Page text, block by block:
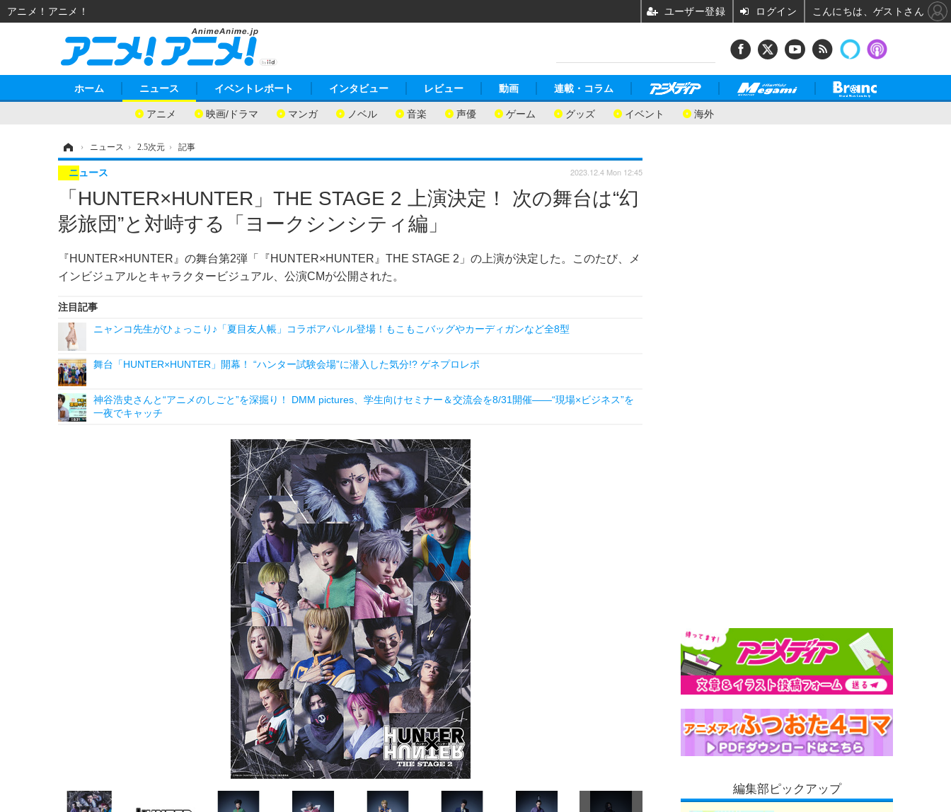
ホーム ニュース
アニメ 映画/ドラマ マンガ ノベル 音楽 声優 ゲーム グッズ イベント 海外
イベントレポート インタビュー レビュー 動画 連載・コラム
› ニュース › 2.5次元 › 記事
「HUNTER×HUNTER」THE STAGE 2 上演決定！ 次の舞台は“幻
影旅団”と対峙する「ヨークシンシティ編」
『HUNTER×HUNTER』の舞台第2弾「『HUNTER×HUNTER』THE STAGE 2」の上演が決定した。このたび、メ
インビジュアルとキャラクタービジュアル、公演CMが公開された。
ニュース 2023.12.4 Mon 12:45
注目記事
ニャンコ先生がひょっこり♪「夏目友人帳」コラボアパレル登場！もこもこバッグやカーディガンなど全8型
舞台「HUNTER×HUNTER」開幕！ “ハンター試験会場”に潜入した気分!? ゲネプロレポ
神谷浩史さんと“アニメのしごと”を深掘り！ DMM pictures、学生向けセミナー＆交流会を8/31開催――“現場×ビジネス”を
一夜でキャッチ
編集部ピックアップ
アニメ！アニメ！ ユーザー登録 ログイン こんにちは、ゲストさん